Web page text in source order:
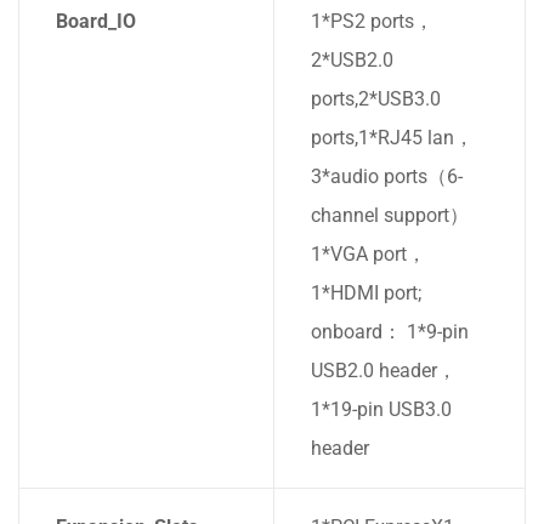
Board_IO
1*PS2 ports，
2*USB2.0
ports,2*USB3.0
ports,1*RJ45 lan，
3*audio ports（6-
channel support）
1*VGA port，
1*HDMI port;
onboard： 1*9-pin
USB2.0 header，
1*19-pin USB3.0
header